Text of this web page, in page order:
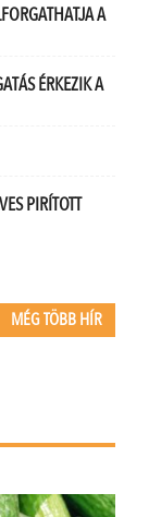
A
ÉRKEZIK A
PIRÍTOTT
MÉG TÖBB HÍR